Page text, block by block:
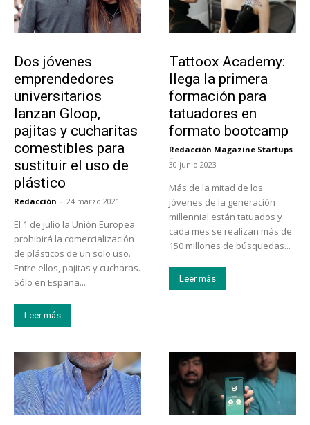
Dos jóvenes
emprendedores
universitarios
lanzan Gloop,
pajitas y cucharitas
comestibles para
sustituir el uso de
plástico
Redacción - 24 marzo 2021
El 1 de julio la Unión Europea
prohibirá la comercialización
de plásticos de un solo uso.
Entre ellos, pajitas y cucharas.
Sólo en España...
Leer más
Tattoox Academy:
llega la primera
formación para
tatuadores en
formato bootcamp
Redacción Magazine Startups
-
30 junio 2023
Más de la mitad de los
jóvenes de la generación
millennial están tatuados y
cada mes se realizan más de
150 millones de búsquedas...
Leer más